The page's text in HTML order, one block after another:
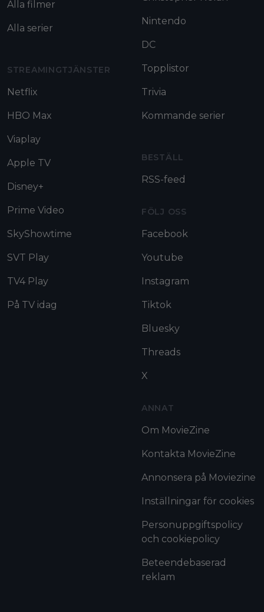
Alla filmer
Alla serier
STREAMINGTJÄNSTER
Netflix
HBO Max
Viaplay
Apple TV
Disney+
Prime Video
SkyShowtime
SVT Play
TV4 Play
På TV idag
Nintendo
DC
Topplistor
Trivia
Kommande serier
BESTÄLL
RSS-feed
FÖLJ OSS
Facebook
Youtube
Instagram
Tiktok
Bluesky
Threads
X
ANNAT
Om MovieZine
Kontakta MovieZine
Annonsera på Moviezine
Inställningar för cookies
Personuppgiftspolicy
och cookiepolicy
Beteendebaserad
reklam